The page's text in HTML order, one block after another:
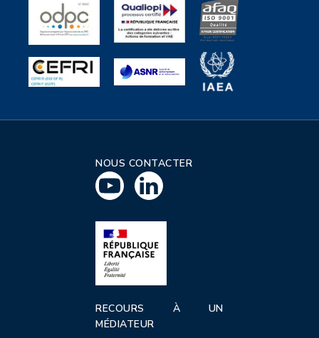
NOUS CONTACTER
RECOURS À UN
MÉDIATEUR